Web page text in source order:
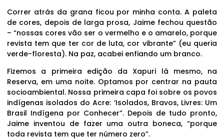
Correr atrás da grana ficou por minha conta. A paleta
de cores, depois de larga prosa, Jaime fechou questão
– “nossas cores vão ser o vermelho e o amarelo, porque
revista tem que ter cor de luta, cor vibrante” (eu queria
verde-floresta). Na paz, acabei enfiando um branco.
Fizemos a primeira edição da Xapuri lá mesmo, na
Reserva, em uma noite. Optamos por centrar na pauta
socioambiental. Nossa primeira capa foi sobre os povos
indígenas isolados do Acre: ‘Isolados, Bravos, Livres: Um
Brasil Indígena por Conhecer”. Depois de tudo pronto,
Jaime inventou de fazer uma outra boneca, “porque
toda revista tem que ter número zero”.